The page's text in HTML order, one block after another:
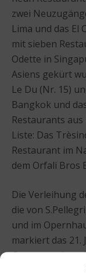
zwei
Lima und das El
mit sieben
Odette in
Asiens gekürt
Le Du (Nr. 15)
Bangkok und
Restaurants
Liste: Das
Restaurant im
dem Orfali Bros
Die Verleihung
die von
und im
markiert das